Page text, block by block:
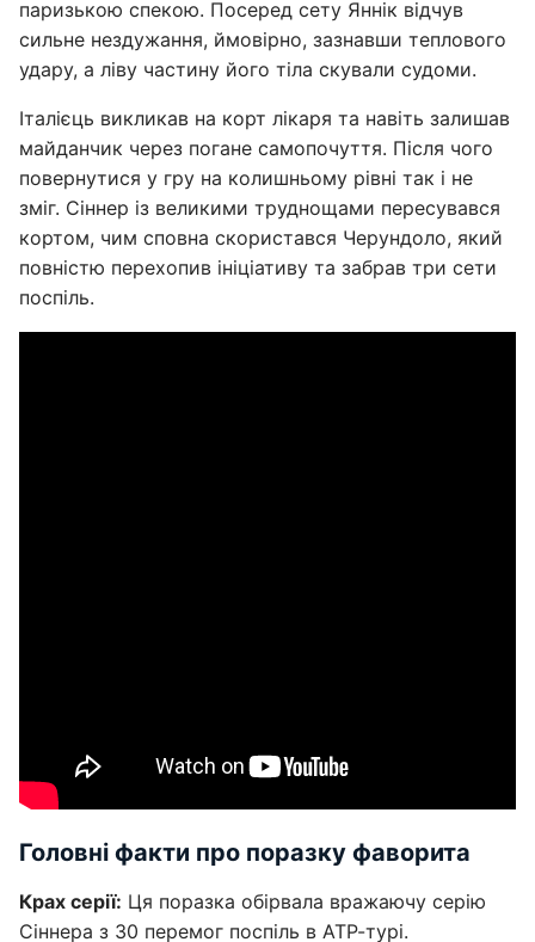
паризькою спекою. Посеред сету Яннік відчув
сильне нездужання, ймовірно, зазнавши теплового
удару, а ліву частину його тіла скували судоми.
Італієць викликав на корт лікаря та навіть залишав
майданчик через погане самопочуття. Після чого
повернутися у гру на колишньому рівні так і не
зміг. Сіннер із великими труднощами пересувався
кортом, чим сповна скористався Черундоло, який
повністю перехопив ініціативу та забрав три сети
поспіль.
Головні факти про поразку фаворита
Крах серії: Ця поразка обірвала вражаючу серію
Сіннера з 30 перемог поспіль в АТР-турі.